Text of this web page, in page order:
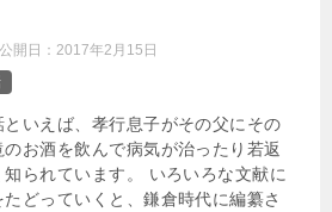
公開日： 2017年2月15日
いえば、孝行息子がその父にその
お酒を飲んで病気が治ったり若返
られています。 いろいろな文献に
どっていくと、鎌倉時代に編纂さ